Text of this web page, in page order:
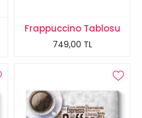
Frappuccino Tablosu
749,00 TL